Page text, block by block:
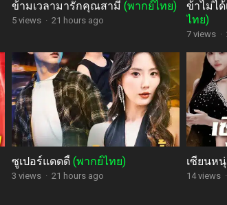
ข้ามเวลามารักคุณสามี (พากย์ไทย)
5 views · 21 hours ago
ข้าไม่ไ
ไทย)
7 views ·
ซูเปอร์แดดดี้ (พากย์ไทย)
3 views · 21 hours ago
เซียนห
14 views ·